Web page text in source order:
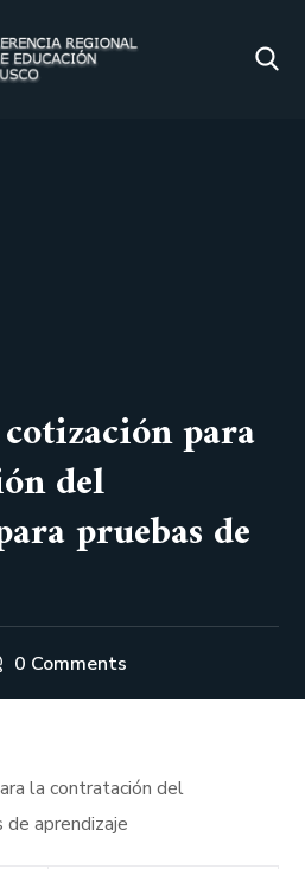
para
del
pruebas de
0 Comments
la contratación del
de aprendizaje